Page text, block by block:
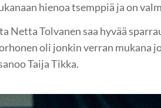
hienoa tsemppiä ja on
Netta Tolvanen saa hyvää
oli jonkin verran mukana
Taija Tikka.